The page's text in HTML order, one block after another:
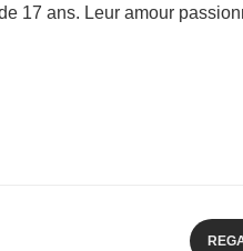
17 ans. Leur amour